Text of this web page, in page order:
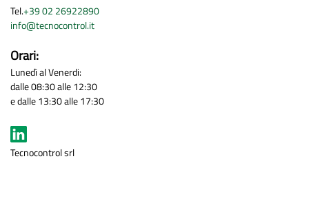
Tel.+39 02 26922890
info@tecnocontrol.it
Orari:
Lunedì al Venerdi:
dalle 08:30 alle 12:30
e dalle 13:30 alle 17:30
Tecnocontrol srl